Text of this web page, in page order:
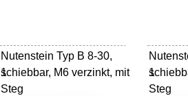
Nutenstein Typ B 8-30,
schiebbar, M6 verzinkt, mit
Steg
1
Steg
1